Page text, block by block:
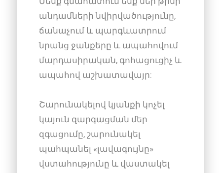
անդամների նվիրվածությունը,
ճանաչում և պարգևատրում
նրանց ջանքերը և ապահովում
մարդասիրական, գոհացուցիչ և
ապահով աշխատավայր:
Շարունակելով կյանքի կոչել
կայուն զարգացման մեր
զգացումը, շարունակել
պահպանել «լավագույնը»
վստահությունը և վաստակել